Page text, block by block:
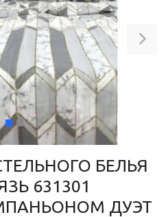
БЕЛЬЯ
631301
ДУЭТ